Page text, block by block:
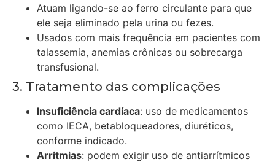
Atuam ligando-se ao ferro circulante para que
ele seja eliminado pela urina ou fezes.
Usados com mais frequência em pacientes com
talassemia, anemias crônicas ou sobrecarga
transfusional.
3. Tratamento das complicações
Insuficiência cardíaca: uso de medicamentos
como IECA, betabloqueadores, diuréticos,
conforme indicado.
Arritmias: podem exigir uso de antiarrítmicos